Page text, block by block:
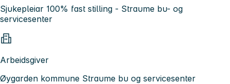
Sjukepleiar 100% fast stilling - Straume bu- og
servicesenter
Arbeidsgiver
Øygarden kommune Straume bu og servicesenter